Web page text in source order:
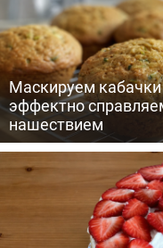
Маскируем
эффектно
нашествием